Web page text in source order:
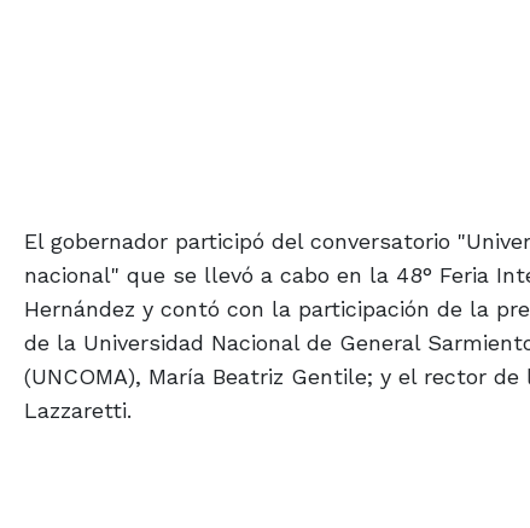
El gobernador participó del conversatorio
nacional" que se llevó a cabo en la 48° Feria
Hernández y contó con la participación de la
de la Universidad Nacional de General
(UNCOMA), María Beatriz Gentile; y el rector
Lazzaretti.